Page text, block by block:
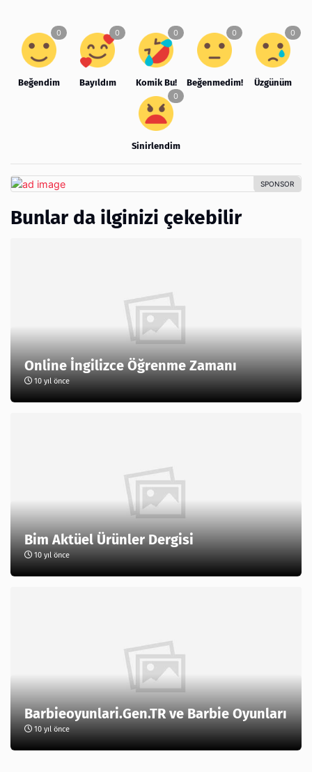
Beğendim Bayıldım Komik Bu! Beğenmedim! Üzgünüm
Sinirlendim
Bunlar da ilginizi çekebilir
Online İngilizce Öğrenme Zamanı
10 yıl önce
Bim Aktüel Ürünler Dergisi
10 yıl önce
Barbieoyunlari.Gen.TR ve Barbie Oyunları
10 yıl önce